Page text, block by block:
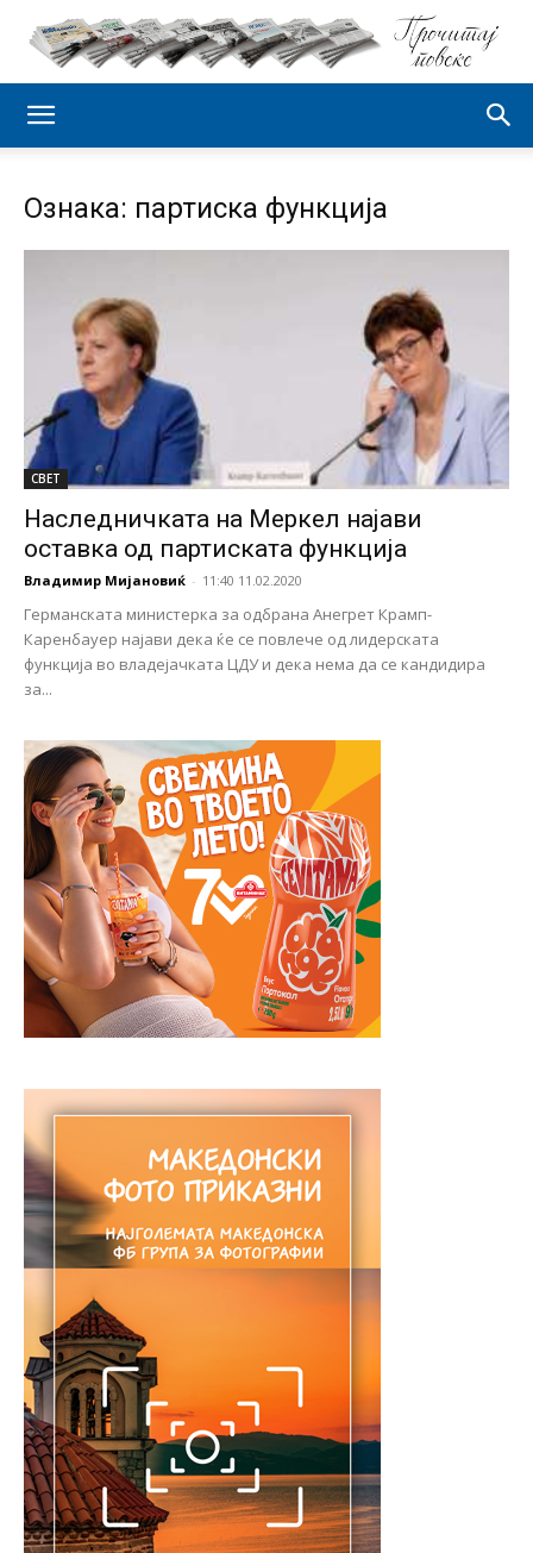
Ознака: партиска функција
СВЕТ
Наследничката на Меркел најави
оставка од партиската функција
Владимир Мијановиќ - 11:40 11.02.2020
Германската министерка за одбрана Анегрет Крамп-
Каренбауер најави дека ќе се повлече од лидерската
функција во владејачката ЦДУ и дека нема да се кандидира
за...